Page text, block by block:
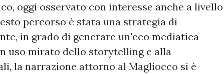
oggi osservato con interesse anche a livello
percorso è stata una strategia di
in grado di generare un'eco mediatica
uso mirato dello storytelling e alla
la narrazione attorno al Magliocco si è